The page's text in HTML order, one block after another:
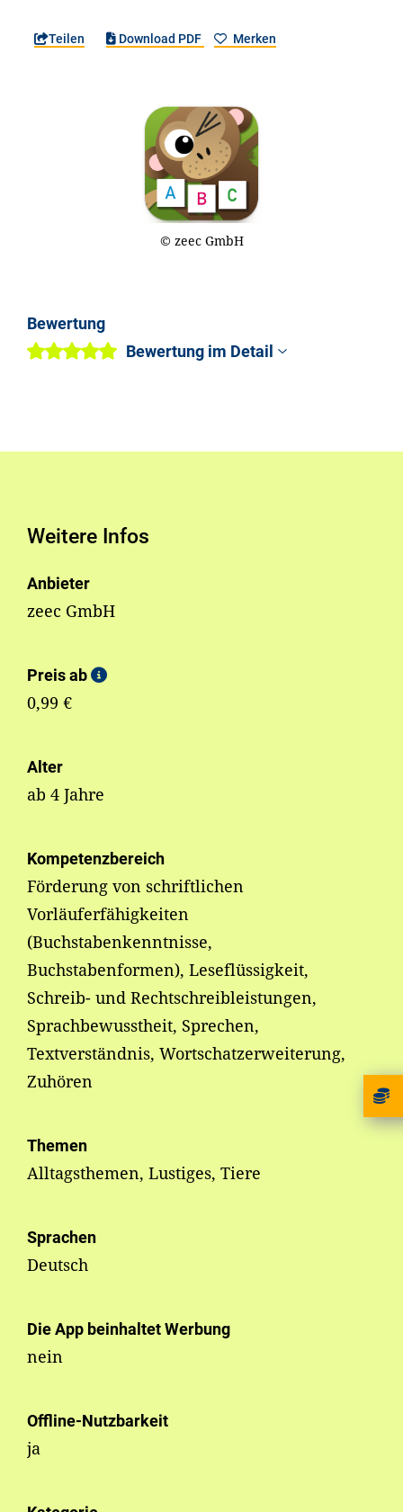
Teilen Download PDF Merken
© zeec GmbH
Bewertung
Bewertung im Detail
Weitere Infos
Anbieter
zeec GmbH
Preis ab
0,99 €
Alter
ab 4 Jahre
Kompetenzbereich
Förderung von schriftlichen
Vorläuferfähigkeiten
(Buchstabenkenntnisse,
Buchstabenformen), Leseflüssigkeit,
Schreib- und Rechtschreibleistungen,
Sprachbewusstheit, Sprechen,
Textverständnis, Wortschatzerweiterung,
Zuhören
Themen
Alltagsthemen, Lustiges, Tiere
Sprachen
Deutsch
Die App beinhaltet Werbung
nein
Offline-Nutzbarkeit
ja